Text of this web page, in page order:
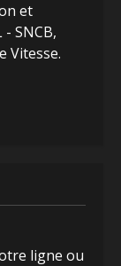
et
SNCB,
Vitesse.
ligne ou